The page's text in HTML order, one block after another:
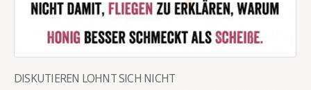
DISKUTIEREN LOHNT SICH NICHT